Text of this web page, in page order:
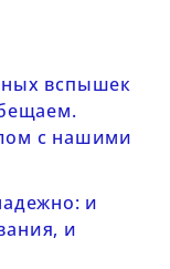
вспышек
с нашими
и
и